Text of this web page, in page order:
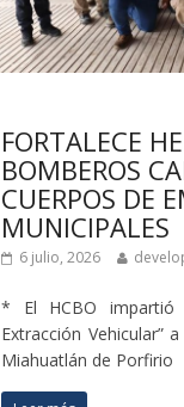
FORTALECE
BOMBEROS
CUERPOS DE
MUNICIPALES
6 julio, 2026
* El HCBO impartió
Extracción Vehicular”
Miahuatlán de Porfirio